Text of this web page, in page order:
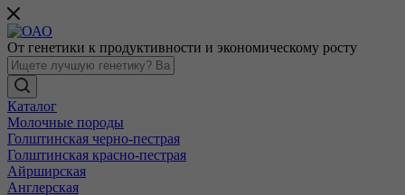
От генетики к продуктивности и экономическому росту
Каталог
Молочные породы
Голштинская черно-пестрая
Голштинская красно-пестрая
Айрширская
Англерская